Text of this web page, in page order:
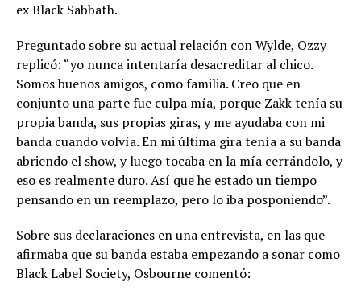
ex Black Sabbath.
Preguntado sobre su actual relación con Wylde, Ozzy
replicó: “yo nunca intentaría desacreditar al chico.
Somos buenos amigos, como familia. Creo que en
conjunto una parte fue culpa mía, porque Zakk tenía su
propia banda, sus propias giras, y me ayudaba con mi
banda cuando volvía. En mi última gira tenía a su banda
abriendo el show, y luego tocaba en la mía cerrándolo, y
eso es realmente duro. Así que he estado un tiempo
pensando en un reemplazo, pero lo iba posponiendo”.
Sobre sus declaraciones en una entrevista, en las que
afirmaba que su banda estaba empezando a sonar como
Black Label Society, Osbourne comentó: